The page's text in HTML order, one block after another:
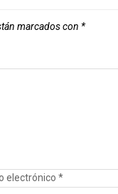
marcados con *
electrónico *